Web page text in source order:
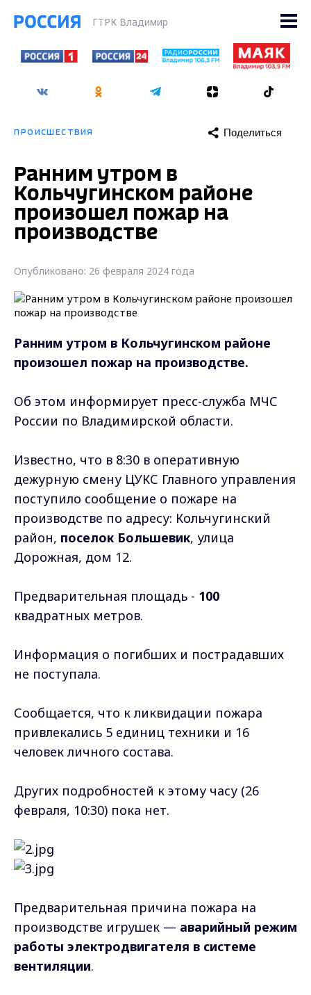
ГТРК Владимир
ПРОИСШЕСТВИЯ Поделиться
Ранним утром в
Кольчугинском районе
произошел пожар на
производстве
Опубликовано: 26 февраля 2024 года
Ранним утром в Кольчугинском районе
произошел пожар на производстве.
Об этом информирует пресс-служба МЧС
России по Владимирской области.
Известно, что в 8:30 в оперативную
дежурную смену ЦУКС Главного управления
поступило сообщение о пожаре на
производстве по адресу: Кольчугинский
район, поселок Большевик, улица
Дорожная, дом 12.
Предварительная площадь - 100
квадратных метров.
Информация о погибших и пострадавших
не поступала.
Сообщается, что к ликвидации пожара
привлекались 5 единиц техники и 16
человек личного состава.
Других подробностей к этому часу (26
февраля, 10:30) пока нет.
Предварительная причина пожара на
производстве игрушек — аварийный режим
работы электродвигателя в системе
вентиляции.